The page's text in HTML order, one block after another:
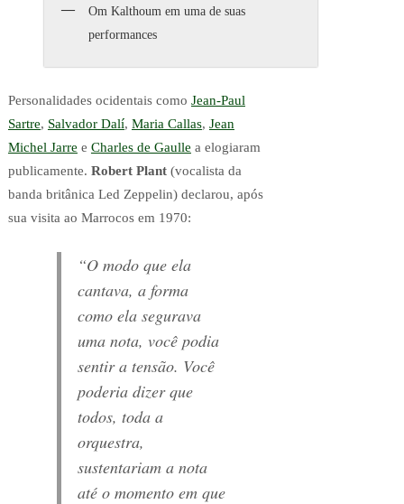
Om Kalthoum em uma de suas
performances
Personalidades ocidentais como Jean-Paul
Sartre, Salvador Dalí, Maria Callas, Jean
Michel Jarre e Charles de Gaulle a elogiaram
publicamente. Robert Plant(vocalista da
banda britânica Led Zeppelin) declarou, após
sua visita ao Marrocos em 1970:
“O modo que ela
cantava, a forma
como ela segurava
uma nota, você podia
sentir a tensão. Você
poderia dizer que
todos, toda a
orquestra,
sustentariam a nota
até o momento em que